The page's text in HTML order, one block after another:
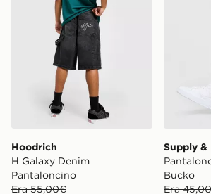
Hoodrich
H Galaxy Denim
Pantaloncino
Era 55,00€
Supply &
Bucko
Era